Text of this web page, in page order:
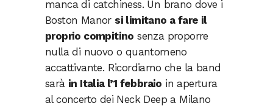
manca di catchiness. Un brano dove i
Boston Manor si limitano a fare il
proprio compitino senza proporre
nulla di nuovo o quantomeno
accattivante. Ricordiamo che la band
sarà in Italia l’1 febbraio in apertura
al concerto dei Neck Deep a Milano